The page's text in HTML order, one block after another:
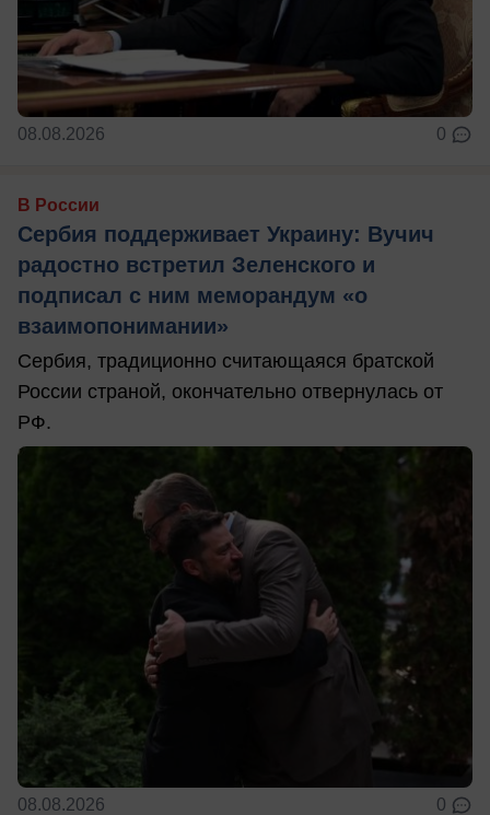
08.08.2026 0
В России
Сербия поддерживает Украину: Вучич
радостно встретил Зеленского и
подписал с ним меморандум «о
взаимопонимании»
Сербия, традиционно считающаяся братской
России страной, окончательно отвернулась от
РФ.
08.08.2026 0